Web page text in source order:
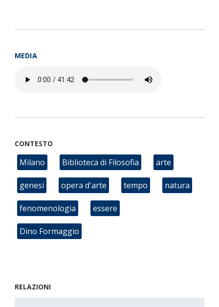
MEDIA
CONTESTO
Milano Biblioteca di Filosofia arte
genesi opera d'arte tempo natura
fenomenologia essere
Dino Formaggio
RELAZIONI